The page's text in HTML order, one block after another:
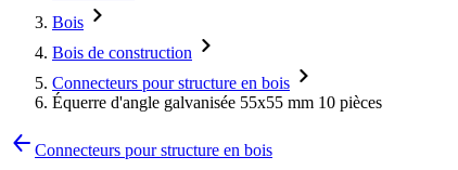
Bois
Bois de construction
Connecteurs pour structure en bois
Équerre d'angle galvanisée 55x55 mm 10 pièces
Connecteurs pour structure en bois